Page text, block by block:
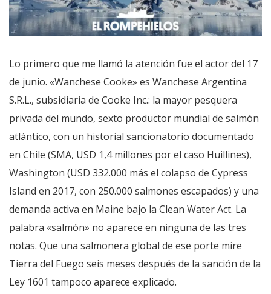
Lo primero que me llamó la atención fue el actor del 17
de junio. «Wanchese Cooke» es Wanchese Argentina
S.R.L., subsidiaria de Cooke Inc.: la mayor pesquera
privada del mundo, sexto productor mundial de salmón
atlántico, con un historial sancionatorio documentado
en Chile (SMA, USD 1,4 millones por el caso Huillines),
Washington (USD 332.000 más el colapso de Cypress
Island en 2017, con 250.000 salmones escapados) y una
demanda activa en Maine bajo la Clean Water Act. La
palabra «salmón» no aparece en ninguna de las tres
notas. Que una salmonera global de ese porte mire
Tierra del Fuego seis meses después de la sanción de la
Ley 1601 tampoco aparece explicado.